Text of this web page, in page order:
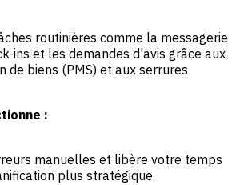
routinières comme la messagerie
ins et les demandes d'avis grâce aux
de biens (PMS) et aux serrures
:
manuelles et libère votre temps
plus stratégique.